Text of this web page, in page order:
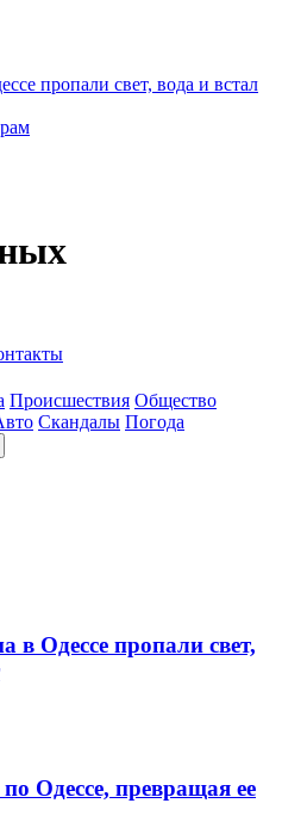
пропали свет, вода и встал
Происшествия Общество
Скандалы Погода
в Одессе пропали свет,
Одессе, превращая ее